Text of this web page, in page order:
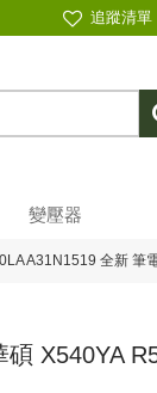
追蹤清單
變壓器
A31N1519 全新 筆
碩 X540YA